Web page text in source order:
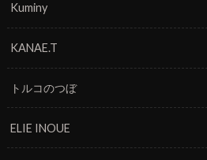
Kuminy
KANAE.T
トルコのつぼ
ELIE INOUE